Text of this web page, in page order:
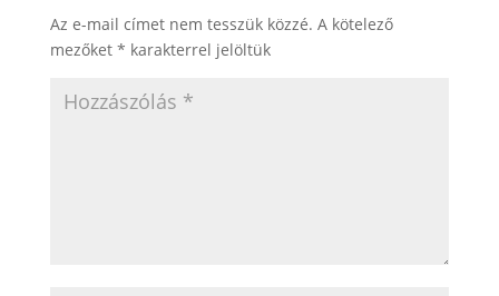
Az e-mail címet nem tesszük közzé. A kötelező
mezőket * karakterrel jelöltük